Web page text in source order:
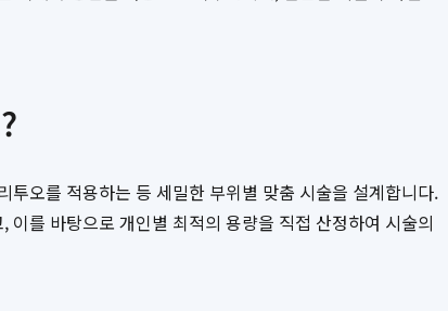
오를 적용하는 등 세밀한 부위별 맞춤 시술을 설계합니다.
를 바탕으로 개인별 최적의 용량을 직접 산정하여 시술의